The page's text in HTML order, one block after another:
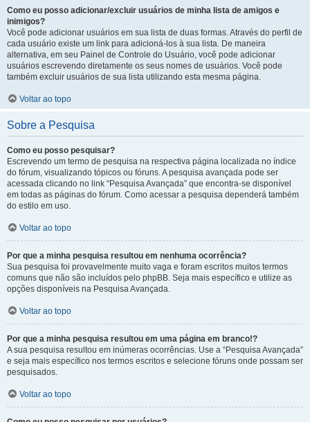
Como eu posso adicionar/excluir usuários de minha lista de amigos e
inimigos?
Você pode adicionar usuários em sua lista de duas formas. Através do perfil de
cada usuário existe um link para adicioná-los à sua lista. De maneira
alternativa, em seu Painel de Controle do Usuário, você pode adicionar
usuários escrevendo diretamente os seus nomes de usuários. Você pode
também excluir usuários de sua lista utilizando esta mesma página.
Voltar ao topo
Sobre a Pesquisa
Como eu posso pesquisar?
Escrevendo um termo de pesquisa na respectiva página localizada no índice
do fórum, visualizando tópicos ou fóruns. A pesquisa avançada pode ser
acessada clicando no link “Pesquisa Avançada” que encontra-se disponível
em todas as páginas do fórum. Como acessar a pesquisa dependerá também
do estilo em uso.
Voltar ao topo
Por que a minha pesquisa resultou em nenhuma ocorrência?
Sua pesquisa foi provavelmente muito vaga e foram escritos muitos termos
comuns que não são incluídos pelo phpBB. Seja mais específico e utilize as
opções disponíveis na Pesquisa Avançada.
Voltar ao topo
Por que a minha pesquisa resultou em uma página em branco!?
A sua pesquisa resultou em inúmeras ocorrências. Use a “Pesquisa Avançada”
e seja mais específico nos termos escritos e selecione fóruns onde possam ser
pesquisados.
Voltar ao topo